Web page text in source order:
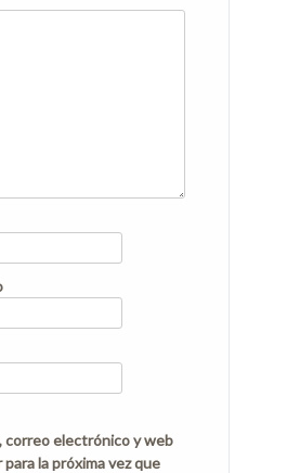
correo electrónico y web
la próxima vez que